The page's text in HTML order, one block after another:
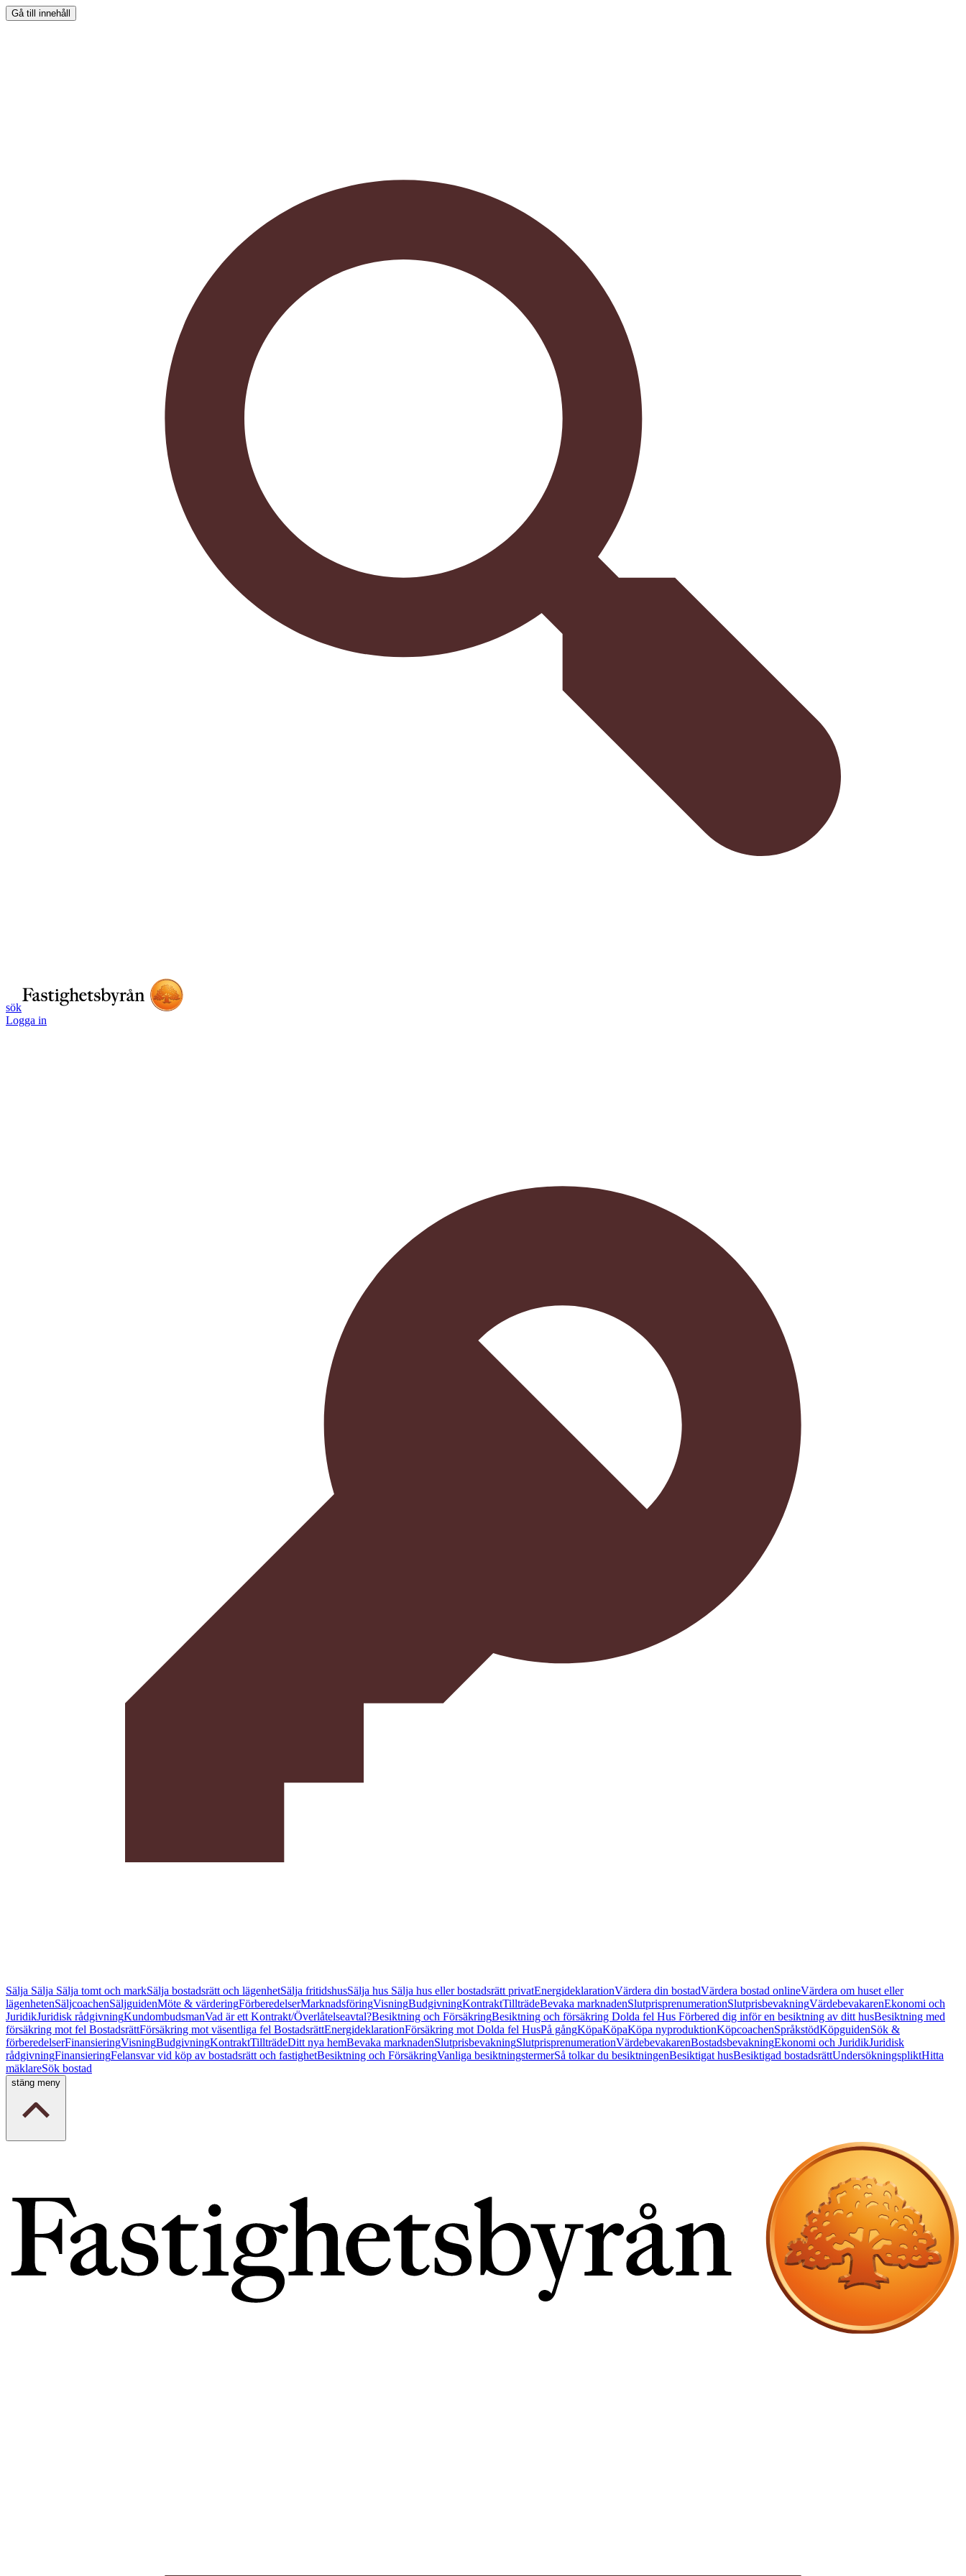
Gå till innehåll
sök
Logga in
Sälja Sälja Sälja tomt och markSälja bostadsrätt och lägenhetSälja fritidshusSälja hus Sälja hus eller bostadsrätt privatEnergideklarationVärdera din bostadVärdera bostad onlineVärdera om huset eller
lägenhetenSäljcoachenSäljguidenMöte & värderingFörberedelserMarknadsföringVisningBudgivningKontraktTillträdeBevaka marknadenSlutprisprenumerationSlutprisbevakningVärdebevakarenEkonomi och
JuridikJuridisk rådgivningKundombudsmanVad är ett Kontrakt/Överlåtelseavtal?Besiktning och FörsäkringBesiktning och försäkring Dolda fel Hus Förbered dig inför en besiktning av ditt husBesiktning med
försäkring mot fel BostadsrättFörsäkring mot väsentliga fel BostadsrättEnergideklarationFörsäkring mot Dolda fel HusPå gångKöpaKöpaKöpa nyproduktionKöpcoachenSpråkstödKöpguidenSök &
förberedelserFinansieringVisningBudgivningKontraktTillträdeDitt nya hemBevaka marknadenSlutprisbevakningSlutprisprenumerationVärdebevakarenBostadsbevakningEkonomi och JuridikJuridisk
rådgivningFinansieringFelansvar vid köp av bostadsrätt och fastighetBesiktning och FörsäkringVanliga besiktningstermerSå tolkar du besiktningenBesiktigat husBesiktigad bostadsrättUndersökningspliktHitta
mäklareSök bostad
stäng meny